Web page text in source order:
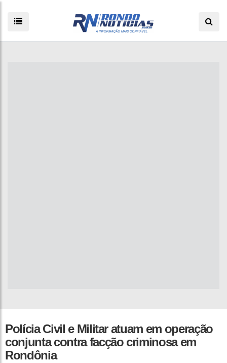
Polícia Civil e Militar atuam em operação
conjunta contra facção criminosa em
Rondônia